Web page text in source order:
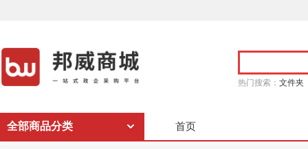
热门搜索： 文件夹
全部商品分类 首页